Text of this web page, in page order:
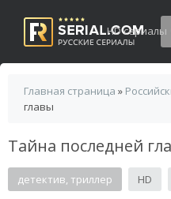
HD сериалы
Главная страница »
главы
Тайна последней
детектив, триллер HD